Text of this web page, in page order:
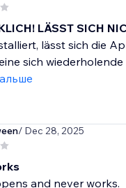
LÄSST SICH
lässt sich die
sich wiederholende
/ Dec 28, 2025
and never works.